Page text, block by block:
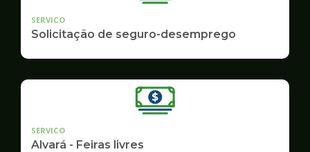
SERVICO
Solicitação de seguro-desemprego
SERVICO
Alvará - Feiras livres